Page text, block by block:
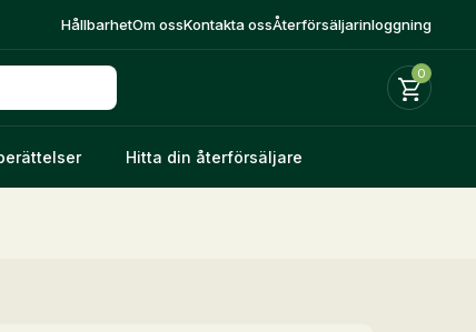
HållbarhetOm ossKontakta ossÅterförsäljarinloggning
0
Hitta din återförsäljare